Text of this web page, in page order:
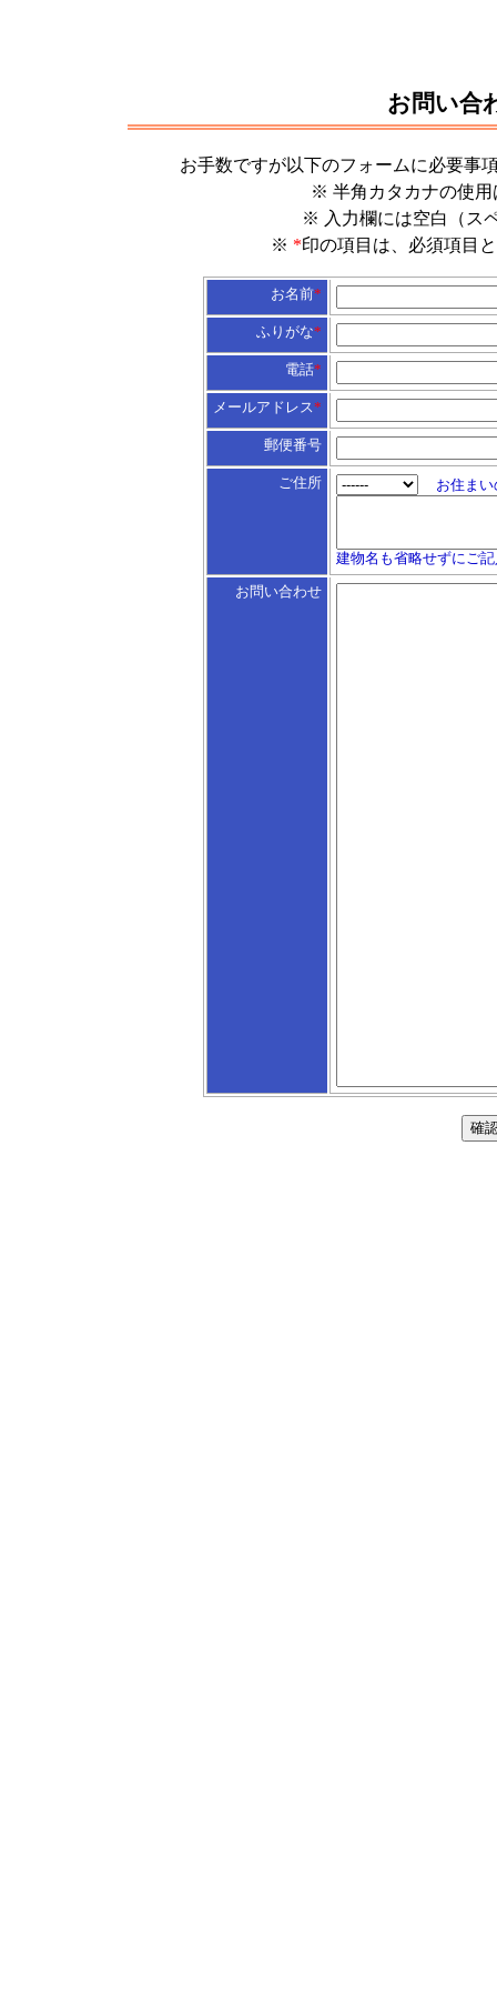
お問い合
お手数ですが以下のフォームに必要事
※ 半角カタカナの使用
※ 入力欄には空白（ス
※ *印の項目は、必須項目
お名前*
ふりがな*
電話*
メールアドレス*
郵便番号
ご住所 お住ま
建物名も省略せずにご
お問い合わせ